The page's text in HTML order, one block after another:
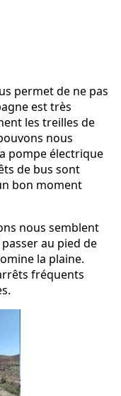
permet de ne pas
est très
les treilles de
nous
pompe électrique
de bus sont
bon moment
nous semblent
au pied de
la plaine.
fréquents